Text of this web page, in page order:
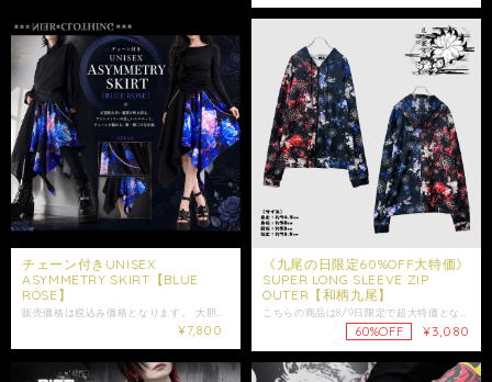
チェーン付きUNISEX
ASYMMETRY SKIRT【BLUE
ROSE】
¥7,800
《九尾の日限定60%OFF大特価》
SUPER LONG SLEEVE ZIP
OUTER【和柄九尾】
60%OFF ¥3,080